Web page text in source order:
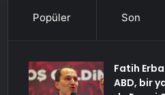
Popüler Son
Fatih
ABD, bir